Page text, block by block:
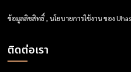
ข้อมูลลิขสิทธิ์ , นโยบายการใช้งาน ของ
ติดต่อเรา